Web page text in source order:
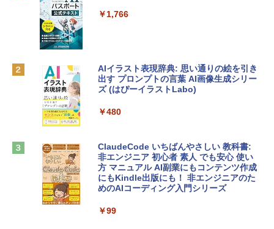
e Intelligence、Liquid Retinaディスプ
￥162,598
tomtoc 360°保護 15.6 16インチ パソコ
￥2,952
Apple 2026 MacBook Air M5チップ搭載
igence、13.6インチLiquid Retinaディ
インゲームコード】 ロブロックス | オン
Robloxギフトカード - 1000 Robux 【限
定バーチャルアイテムを含む】 【オンラ
ラインコード版
Microsoft Office Home & Business 202
4(最新 永続版)|オンラインコード版|Wind
ows11、10/mac対応|PC2台
￥39,582
￥1,766
AIイラスト表現辞典: 思い通りの絵を引き
出す プロンプトの言葉 AI画像生成シリー
ズ (はぴーイラストLabo)
￥480
ClaudeCode いちばんやさしい 教科書:
非エンジニア 初心者 素人 でも安心 使い
方 マニュアル AI副業にもコンテンツ作成
にもKindle出版にも！ 非エンジニアのた
めのAIコーディング入門シリーズ
￥99